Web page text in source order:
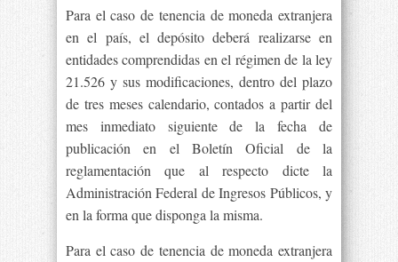
Para el caso de tenencia de moneda extranjera
en el país, el depósito deberá realizarse en
entidades comprendidas en el régimen de la ley
21.526 y sus modificaciones, dentro del plazo
de tres meses calendario, contados a partir del
mes inmediato siguiente de la fecha de
publicación en el Boletín Oficial de la
reglamentación que al respecto dicte la
Administración Federal de Ingresos Públicos, y
en la forma que disponga la misma.
Para el caso de tenencia de moneda extranjera